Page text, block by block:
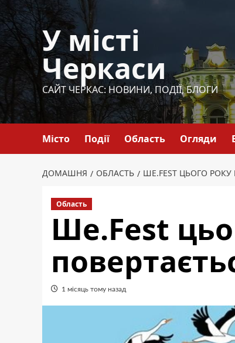
Перейти
до
вмісту
У місті
Черкаси
САЙТ ЧЕРКАС: НОВИНИ, ПОДІЇ, БЛОГИ
Місто Події Область Огляди
ДОМАШНЯ ОБЛАСТЬ ШЕ.FEST ЦЬОГО
Область
Ше.Fest
1 місяць тому назад